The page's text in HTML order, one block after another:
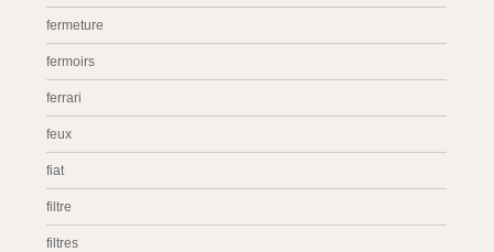
fermeture
fermoirs
ferrari
feux
fiat
filtre
filtres